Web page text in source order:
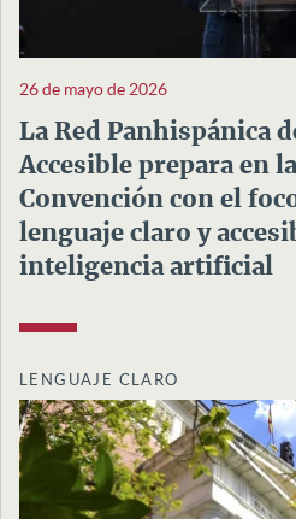
26 de mayo de 2026
La Red Panhispánica
Accesible prepara en
Convención con el
lenguaje claro y
inteligencia artificial
LENGUAJE CLARO